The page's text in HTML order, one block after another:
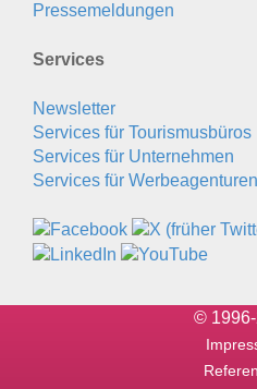
Pressemeldungen
Services
Newsletter
Services für Tourismusbüros
Services für Unternehmen
Services für Werbeagenturen
©